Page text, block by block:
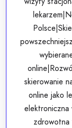
skierowanie
online jako
elektroniczna
zdrowotna